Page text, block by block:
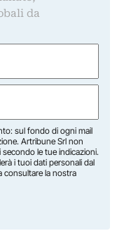
da
sul fondo di ogni mail
Artribune Srl non
le tue indicazioni.
i tuoi dati personali dal
consultare la nostra